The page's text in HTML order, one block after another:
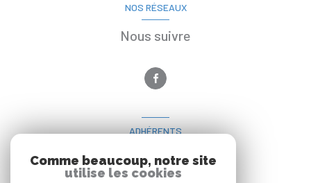
NOS RÉSEAUX
Nous suivre
ADHÉRENTS
Nous adhérons
Comme beaucoup, notre site
utilise les cookies